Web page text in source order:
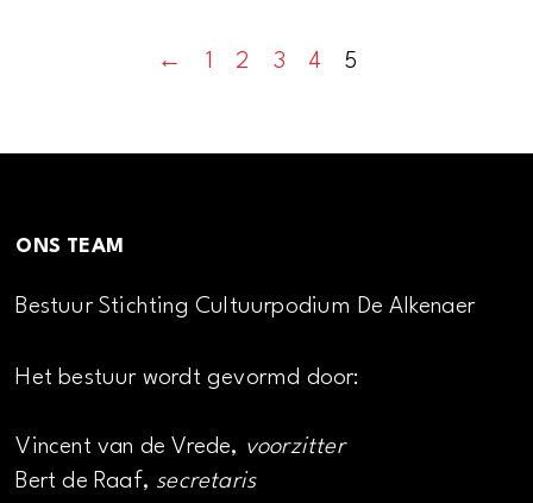
← 1 2 3 4 5
ONS TEAM
Bestuur Stichting Cultuurpodium De Alkenaer
Het bestuur wordt gevormd door:
Vincent van de Vrede, voorzitter
Bert de Raaf, secretaris